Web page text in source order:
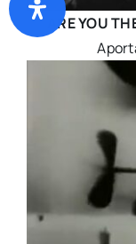
ARE YOU